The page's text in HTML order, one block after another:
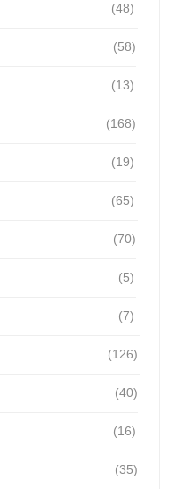
(48)
(58)
(13)
(168)
(19)
(65)
(70)
(5)
(7)
(126)
(40)
(16)
(35)